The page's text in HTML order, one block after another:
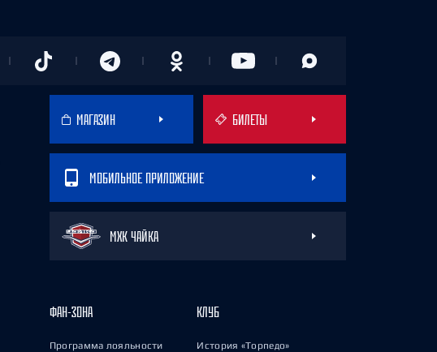
МАГАЗИН БИЛЕТЫ
МОБИЛЬНОЕ ПРИЛОЖЕНИЕ
МХК ЧАЙКА
ФАН-ЗОНА
Программа лояльности
КЛУБ
История «Торпедо»